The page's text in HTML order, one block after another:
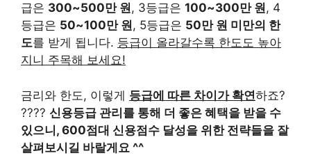
급은 300~500만 원, 3등급은 100~300만 원, 4
등급은 50~100만 원, 5등급은 50만 원 미만의 한
도를 받게 됩니다. 등급이 올라갈수록 한도도 높아
지니 주목해 보세요!
금리와 한도, 이렇게 등급에 따른 차이가 확연하죠?
???? 신용등급 관리를 통해 더 좋은 혜택을 받을 수
있으니, 600점대 신용점수 달성을 위한 전략들을 잘
살펴보시길 바랄게요 ^^